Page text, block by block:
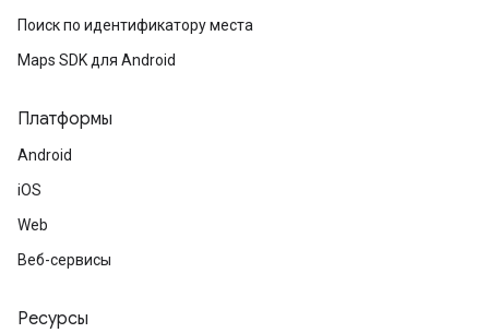
Поиск по идентификатору места
Maps SDK для Android
Платформы
Android
iOS
Web
Веб-сервисы
Ресурсы